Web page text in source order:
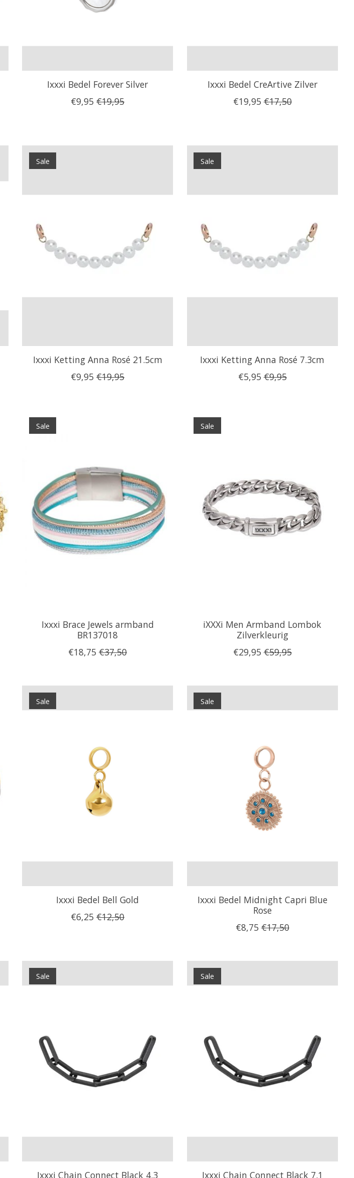
Ixxxi Bedel Forever Silver
€9,95 €19,95
Ixxxi Bedel CreArtive Zilver
€19,95 €17,50
Sale
Ixxxi Ketting Anna Rosé 21.5cm
€9,95 €19,95
Sale
Ixxxi Ketting Anna Rosé 7.3cm
€5,95 €9,95
Sale
Ixxxi Brace Jewels armband
BR137018
€18,75 €37,50
Sale
iXXXi Men Armband Lombok
Zilverkleurig
€29,95 €59,95
Sale
Ixxxi Bedel Bell Gold
€6,25 €12,50
Sale
Ixxxi Bedel Midnight Capri Blue
Rose
€8,75 €17,50
Sale
Ixxxi Chain Connect Black 4.3
Sale
Ixxxi Chain Connect Black 7.1